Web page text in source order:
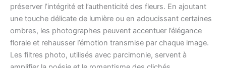
préserver l’intégrité et l’authenticité des fleurs. En ajoutant
une touche délicate de lumière ou en adoucissant certaines
ombres, les photographes peuvent accentuer l’élégance
florale et rehausser l’émotion transmise par chaque image.
Les filtres photo, utilisés avec parcimonie, servent à